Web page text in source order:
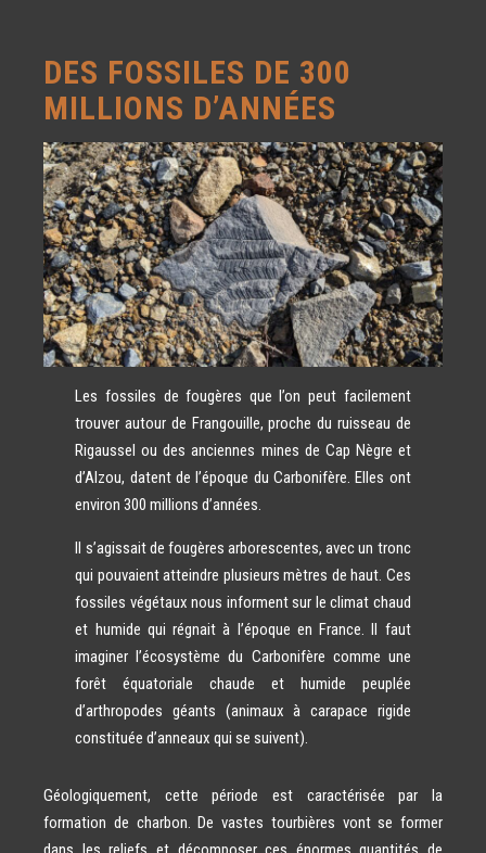
DES FOSSILES DE 300
MILLIONS D’ANNÉES
Les fossiles de fougères que l’on peut facilement
trouver autour de Frangouille, proche du ruisseau de
Rigaussel ou des anciennes mines de Cap Nègre et
d’Alzou, datent de l’époque du Carbonifère. Elles ont
environ 300 millions d’années.
Il s’agissait de fougères arborescentes, avec un tronc
qui pouvaient atteindre plusieurs mètres de haut. Ces
fossiles végétaux nous informent sur le climat chaud
et humide qui régnait à l’époque en France. Il faut
imaginer l’écosystème du Carbonifère comme une
forêt équatoriale chaude et humide peuplée
d’arthropodes géants (animaux à carapace rigide
constituée d’anneaux qui se suivent).
Géologiquement, cette période est caractérisée par la
formation de charbon. De vastes tourbières vont se former
Partager sur X(ouvre dans une
nouvelle fenêtre) X
Retrouvez les interview de Onda Païs
une web radio 100% local et de
Vallée d’Orb, durant lesquelles nous
présentons la prochaine édition de la
des Chapelles, sur notre page « On
nous ». Partager : Partager sur
dans une nouvelle fenêtre) Facebook
sur X(ouvre dans une nouvelle fenêtre)
[...]
Lire la